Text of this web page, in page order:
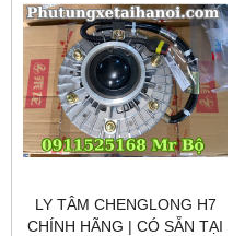
LY TÂM CHENGLONG H7
CHÍNH HÃNG | CÓ SẴN TẠI